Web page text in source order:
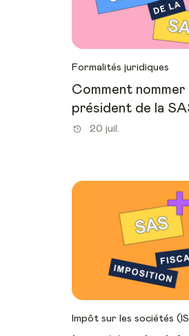
Formalités juridiques
Comment nommer
président de la
20 juil.
Impôt sur les sociétés